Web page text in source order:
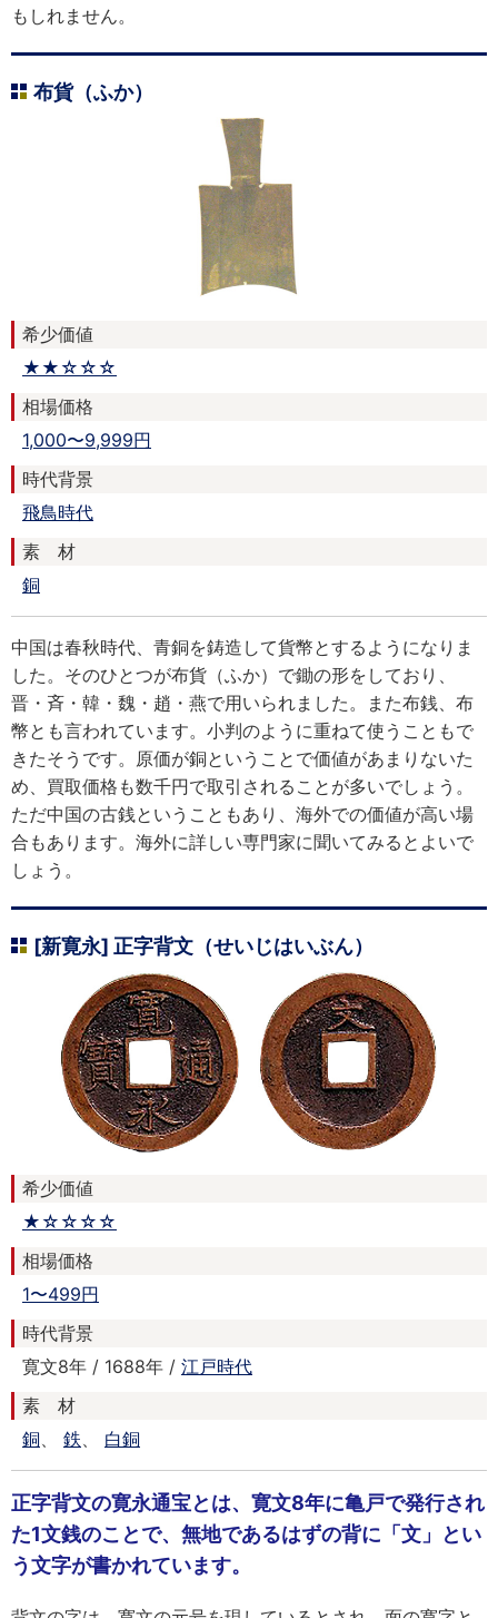
もしれません。
布貨（ふか）
希少価値
★★☆☆☆
相場価格
1,000〜9,999円
時代背景
飛鳥時代
素 材
銅
中国は春秋時代、青銅を鋳造して貨幣とするようになりま
した。そのひとつが布貨（ふか）で鋤の形をしており、
晋・斉・韓・魏・趙・燕で用いられました。また布銭、布
幣とも言われています。小判のように重ねて使うこともで
きたそうです。原価が銅ということで価値があまりないた
め、買取価格も数千円で取引されることが多いでしょう。
ただ中国の古銭ということもあり、海外での価値が高い場
合もあります。海外に詳しい専門家に聞いてみるとよいで
しょう。
[新寛永] 正字背文（せいじはいぶん）
希少価値
★☆☆☆☆
相場価格
1〜499円
時代背景
寛文8年 / 1688年 / 江戸時代
素 材
銅、 鉄、 白銅
正字背文の寛永通宝とは、寛文8年に亀戸で発行され
た1文銭のことで、無地であるはずの背に「文」とい
う文字が書かれています。